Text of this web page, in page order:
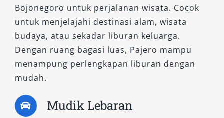
Bojonegoro untuk perjalanan wisata. Cocok
untuk menjelajahi destinasi alam, wisata
budaya, atau sekadar liburan keluarga.
Dengan ruang bagasi luas, Pajero mampu
menampung perlengkapan liburan dengan
mudah.
Mudik Lebaran